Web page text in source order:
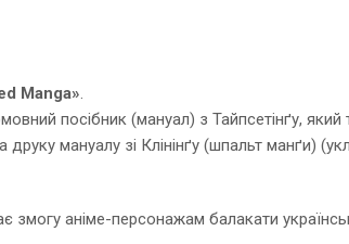
Manga».
посібник (мануал) з Тайпсетінґу,
мануалу зі Клінінґу (шпальт манґи)
змогу аніме-персонажам балакати